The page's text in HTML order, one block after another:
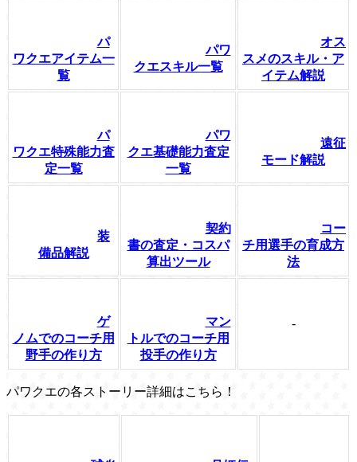
パ
ワクエアイテム一
覧
パワ
クエスキル一覧
オス
スメのスキル・ア
イテム解説
パ
ワクエ特殊能力査
定一覧
パワ
クエ基礎能力査定
一覧
遠征
モード解説
装
備品解説
契約
書の査定・コスパ
算出ツール
コー
チ用選手の育成方
法
ゲ
ノムでのコーチ用
野手の作り方
マン
トルでのコーチ用
投手の作り方
-
パワクエの各ストーリー詳細はこちら！